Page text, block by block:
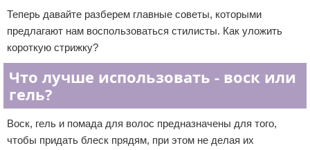
Теперь давайте разберем главные советы, которыми
предлагают нам воспользоваться стилисты. Как уложить
короткую стрижку?
Что лучше использовать - воск или
гель?
Воск, гель и помада для волос предназначены для того,
чтобы придать блеск прядям, при этом не делая их